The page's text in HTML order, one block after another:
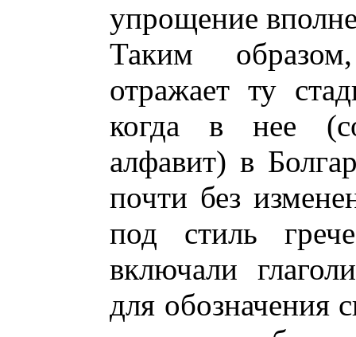
упрощение
Таким
отражает ту
когда в нее
алфавит) в
почти без
под стиль
включали
для обозначения